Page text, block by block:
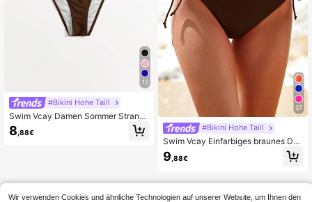
12
#Bikini Hohe Taill
Swim Vcay Damen Sommer Strand
einfarbige Bikinihose mit Bindebänd
ern
8 ,88€
27
#Bikini Hohe Taill
Swim Vcay Einfarbiges braunes Da
men Bikini Unterteil für den Sommer
am Strand
9 ,88€
Wir verwenden Cookies und ähnliche Technologien auf unserer Website, um Ihnen den